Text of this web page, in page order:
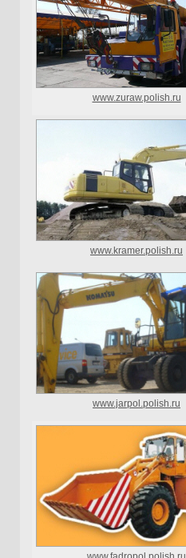
www.zuraw.polish.ru
www.kramer.polish.ru
www.jarpol.polish.ru